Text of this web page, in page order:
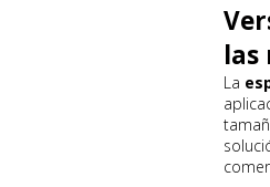
las
La